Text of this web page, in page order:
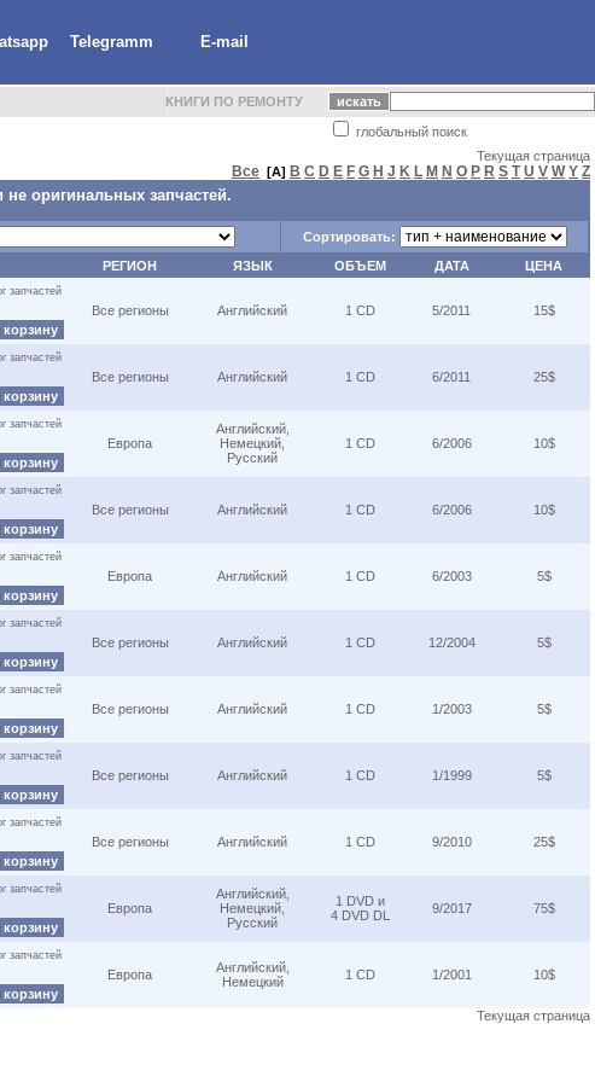
Telegramm E-mail
КНИГИ ПО РЕМОНТУ
глобальный поиск
Текущая страница
Все [A] B C D E F G H J K L M N O P R S T U V W Y Z
не оригинальных запчастей.
Сортировать:
РЕГИОН ЯЗЫК ОБЪЕМ ДАТА ЦЕНА
запчастей
Все регионы Английский 1 CD 5/2011 15$
запчастей
Все регионы Английский 1 CD 6/2011 25$
запчастей
Европа
Английский,
Немецкий,
Русский
1 CD 6/2006 10$
запчастей
Все регионы Английский 1 CD 6/2006 10$
запчастей
Европа Английский 1 CD 6/2003 5$
запчастей
Все регионы Английский 1 CD 12/2004 5$
запчастей
Все регионы Английский 1 CD 1/2003 5$
запчастей
Все регионы Английский 1 CD 1/1999 5$
запчастей
Все регионы Английский 1 CD 9/2010 25$
запчастей
Европа
Английский,
Немецкий,
Русский
1 DVD и
4 DVD DL
9/2017 75$
запчастей
Европа
Английский,
Немецкий
1 CD 1/2001 10$
Текущая страница